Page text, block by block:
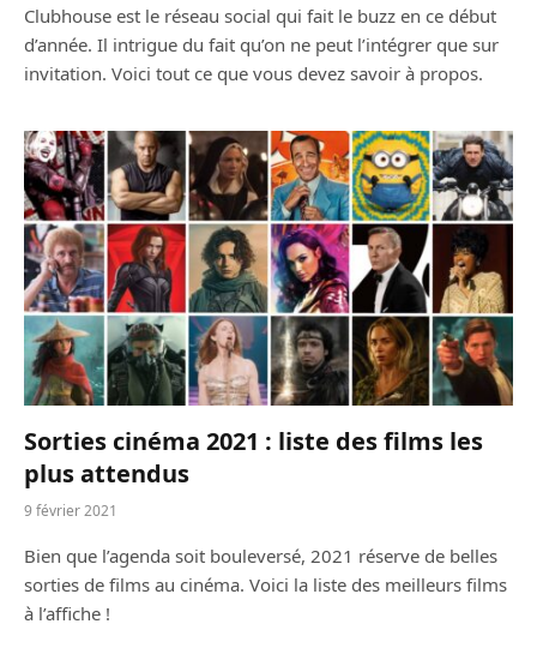
Clubhouse est le réseau social qui fait le buzz en ce début
d’année. Il intrigue du fait qu’on ne peut l’intégrer que sur
invitation. Voici tout ce que vous devez savoir à propos.
Sorties cinéma 2021 : liste des films les
plus attendus
9 février 2021
Bien que l’agenda soit bouleversé, 2021 réserve de belles
sorties de films au cinéma. Voici la liste des meilleurs films
à l’affiche !